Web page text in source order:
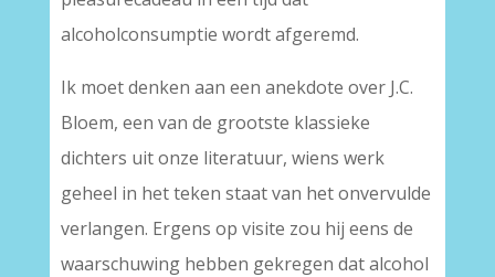
alcoholconsumptie wordt afgeremd.
Ik moet denken aan een anekdote over J.C.
Bloem, een van de grootste klassieke
dichters uit onze literatuur, wiens werk
geheel in het teken staat van het onvervulde
verlangen. Ergens op visite zou hij eens de
waarschuwing hebben gekregen dat alcohol